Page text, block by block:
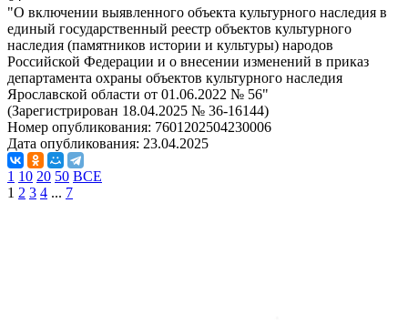
"О включении выявленного объекта культурного наследия в
единый государственный реестр объектов культурного
наследия (памятников истории и культуры) народов
Российской Федерации и о внесении изменений в приказ
департамента охраны объектов культурного наследия
Ярославской области от 01.06.2022 № 56"
(Зарегистрирован 18.04.2025 № 36-16144)
Номер опубликования: 7601202504230006
Дата опубликования: 23.04.2025
1 10 20 50 ВСЕ
1 2 3 4 ... 7